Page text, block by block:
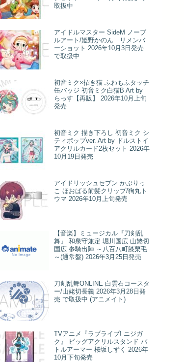
取扱中
アイドルマスター SideM ノーブ
ルアート/姫野かのん リメンバ
ーショット 2026年10月3日発売
で取扱中
初音ミク×招き猫 ふわもふタッチ
缶バッジ 初音ミク白猫B Art by
らっす【再販】 2026年10月上旬
発売
初音ミク 描き下ろし 初音ミク シ
ティポップver. Art by ドルストイ
アクリルカード2枚セット 2026年
10月19日発売
アイドリッシュセブン かぷりっ
こ ほおばる前髪クリップ/狗丸ト
ウマ 2026年10月上旬発売
【音楽】ミュージカル『刀剣乱
舞』 和泉守兼定 堀川国広 山姥切
国広 参騎出陣 ～八百八町膝栗毛
～(通常盤) 2026年3月25日発売
刀剣乱舞ONLINE 白雲石コースタ
ー/山姥切長義 2026年3月28日発
売 で取扱中 (アニメイト)
TVアニメ『ラブライブ! ニジガ
ク』 ビッグアクリルスタンド バ
トルアーマー 桜坂しずく 2026年
10月下旬発売